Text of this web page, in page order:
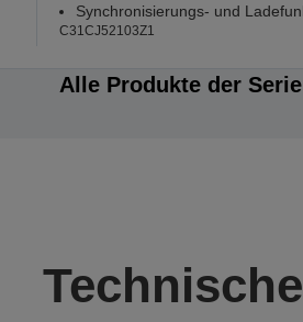
Synchronisierungs- und
C31CJ52103Z1
Alle Produkte der